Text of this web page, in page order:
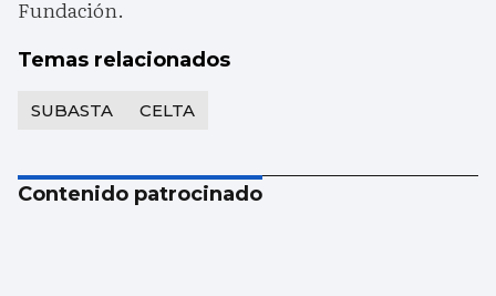
Fundación.
Temas relacionados
SUBASTA CELTA
Contenido patrocinado